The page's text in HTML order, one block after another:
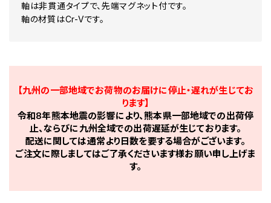
軸は非貫通タイプで、先端マグネット付です。
軸の材質はCr-Vです。
【九州の一部地域でお荷物のお届けに停止・遅れが生じてお
ります】
令和8年熊本地震の影響により、熊本県一部地域での出荷停
止、ならびに九州全域での出荷遅延が生じております。
配送に関しては通常より日数を要する場合がございます。
ご注文に際しましてはご了承くださいます様お願い申し上げま
す。